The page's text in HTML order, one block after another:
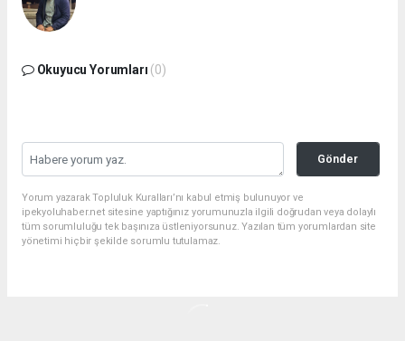
Okuyucu Yorumları (0)
Gönder
Yorum yazarak Topluluk Kuralları’nı kabul etmiş bulunuyor ve
ipekyoluhaber.net sitesine yaptığınız yorumunuzla ilgili doğrudan veya dolaylı
tüm sorumluluğu tek başınıza üstleniyorsunuz. Yazılan tüm yorumlardan site
yönetimi hiçbir şekilde sorumlu tutulamaz.